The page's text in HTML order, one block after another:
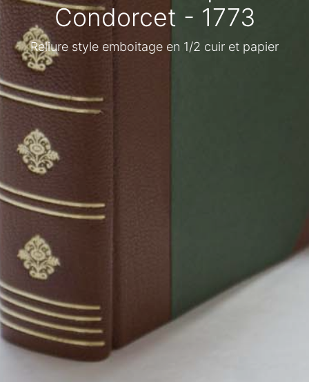
Condorcet - 1773
Reliure style emboitage en 1/2 cuir et papier